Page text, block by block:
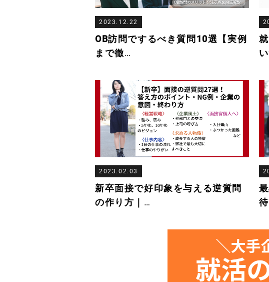
2023.12.22
OB訪問でするべき質問10選【実例
まで徹…
2023.02.03
新卒面接で好印象を与える逆質問
の作り方｜ …